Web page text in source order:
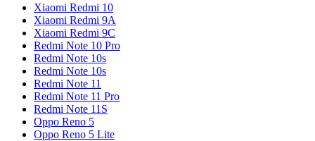
Xiaomi Redmi 10
Xiaomi Redmi 9A
Xiaomi Redmi 9C
Redmi Note 10 Pro
Redmi Note 10s
Redmi Note 10s
Redmi Note 11
Redmi Note 11 Pro
Redmi Note 11S
Oppo Reno 5
Oppo Reno 5 Lite